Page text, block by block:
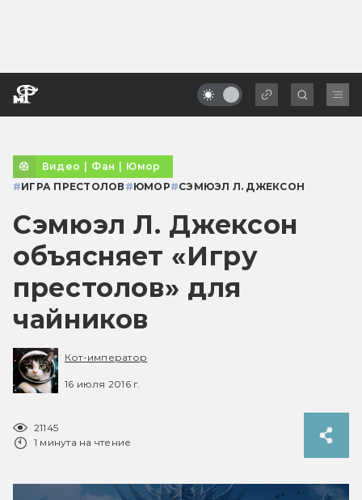
Видео | Фан | Юмор
#ИГРА ПРЕСТОЛОВ #ЮМОР#СЭМЮЭЛ Л. ДЖЕКСОН
Сэмюэл Л. Джексон
объясняет «Игру
престолов» для
чайников
Кот-император
16 июля 2016 г.
21145
1 минута на чтение